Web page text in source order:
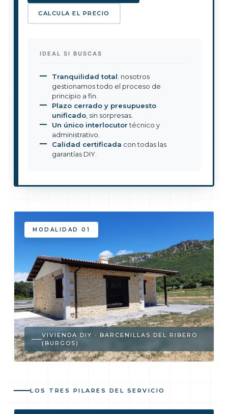
CALCULA EL PRECIO
IDEAL SI BUSCAS
Tranquilidad total: nosotros
gestionamos todo el proceso de
principio a fin.
Plazo cerrado y presupuesto
unificado, sin sorpresas.
Un único interlocutortécnico y
administrativo.
Calidad certificada con todas las
garantías DIY.
MODALIDAD 01
VIVIENDA DIY · BARCENILLAS DEL RIBERO
(BURGOS)
LOS TRES PILARES DEL SERVICIO